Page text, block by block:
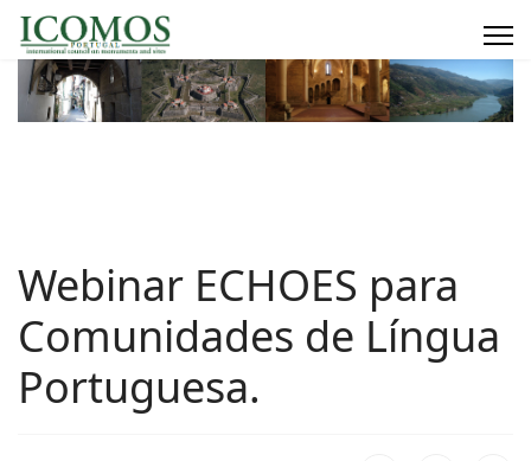
Webinar ECHOES para
Comunidades de Língua
Portuguesa.